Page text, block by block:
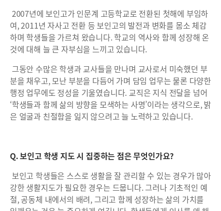
2007년에 보인고가 인문계 고등학교로 전환된 첫해에 부임하
여, 2011년 자사고 전환 등 보인고의 발전과 변화를 몸소 체감
하며 학생들을 가르쳐 왔습니다. 학교의 역사와 함께 성장해 온
것에 대해 늘 큰 자부심을 느끼고 있습니다.
그동안 수많은 학생과 교사들을 만나며 교사로서 미숙했던 부
분을 채우고, 모난 부분을 다듬어 가며 담임 업무는 물론 다양한
행정 업무에도 정성을 기울였습니다. 교직은 지식 전달을 넘어
‘학생들과 함께 삶의 방향을 모색하는 사명’이라는 생각으로, 밝
은 얼굴과 친절함을 잃지 않으려고 늘 노력하고 있습니다.
Q. 보인고 학생 지도 시 집중하는 점은 무엇인가요?
보인고 학생들은 스스로 생활을 잘 관리할 수 있는 경우가 많아
강한 생활지도가 필요한 경우는 드뭅니다. 그러나 기초적인 예
절, 공동체 내에서의 배려, 그리고 함께 성장하는 삶의 가치를